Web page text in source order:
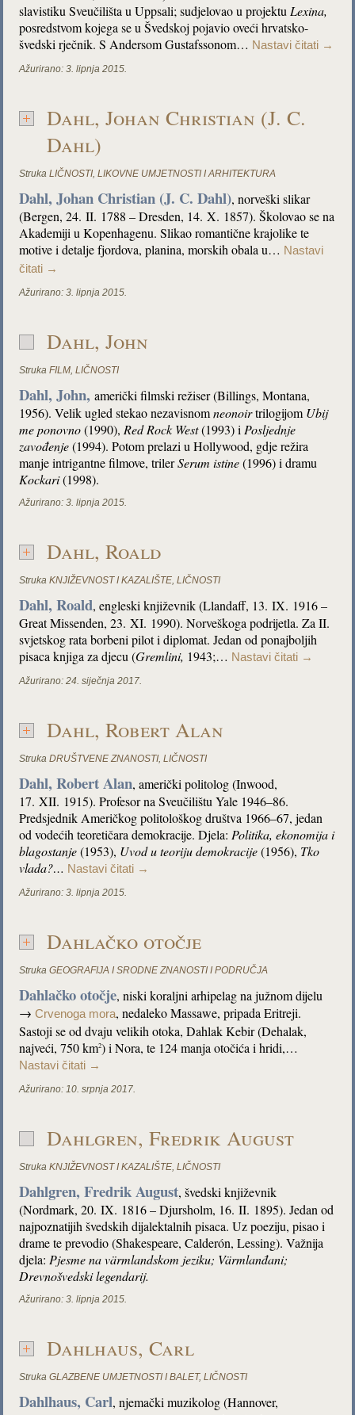
slavistiku Sveučilišta u Uppsali; sudjelovao u projektu Lexina,
posredstvom kojega se u Švedskoj pojavio oveći hrvatsko-
švedski rječnik. S Andersom Gustafssonom… Nastavi čitati →
Ažurirano: 3. lipnja 2015.
Dahl, Johan Christian (J. C.
Dahl)
Struka LIČNOSTI,LIKOVNE UMJETNOSTI I ARHITEKTURA
Dahl, Johan Christian (J. C. Dahl), norveški slikar
(Bergen, 24. II. 1788 – Dresden, 14. X. 1857). Školovao se na
Akademiji u Kopenhagenu. Slikao romantične krajolike te
motive i detalje fjordova, planina, morskih obala u… Nastavi
čitati →
Ažurirano: 3. lipnja 2015.
Dahl, John
Struka FILM,LIČNOSTI
Dahl, John,američki filmski režiser (Billings, Montana,
1956). Velik ugled stekao nezavisnomneonoirtrilogijom Ubij
me ponovno(1990), Red Rock West(1993) i Posljednje
zavođenje(1994). Potom prelazi u Hollywood, gdje režira
manje intrigantne filmove, trilerSerum istine(1996) i dramu
Kockari(1998).
Ažurirano: 3. lipnja 2015.
Dahl, Roald
Struka KNJIŽEVNOST I KAZALIŠTE,LIČNOSTI
Dahl, Roald, engleski književnik (Llandaff, 13. IX. 1916 –
Great Missenden, 23. XI. 1990). Norveškoga podrijetla. Za II.
svjetskog rata borbeni pilot i diplomat. Jedan od ponajboljih
pisaca knjiga za djecu (Gremlini, 1943;… Nastavi čitati →
Ažurirano: 24. siječnja 2017.
Dahl, Robert Alan
Struka DRUŠTVENE ZNANOSTI,LIČNOSTI
Dahl, Robert Alan, američki politolog (Inwood,
17. XII. 1915). Profesor na Sveučilištu Yale 1946–86.
Predsjednik Američkog politološkog društva 1966–67, jedan
od vodećih teoretičara demokracije. Djela: Politika, ekonomija i
blagostanje(1953), Uvod u teoriju demokracije(1956), Tko
vlada?… Nastavi čitati →
Ažurirano: 3. lipnja 2015.
Dahlačko otočje
Struka GEOGRAFIJA I SRODNE ZNANOSTI I PODRUČJA
Dahlačko otočje, niski koraljni arhipelag na južnom dijelu
→Crvenoga mora, nedaleko Massawe, pripada Eritreji.
Sastoji se od dvaju velikih otoka, Dahlak Kebir (Dehalak,
najveći,750 km2) i Nora, te 124 manja otočića i hridi,…
Nastavi čitati →
Ažurirano: 10. srpnja 2017.
Dahlgren, Fredrik August
Struka KNJIŽEVNOST I KAZALIŠTE,LIČNOSTI
Dahlgren, Fredrik August, švedski književnik
(Nordmark, 20. IX. 1816 – Djursholm, 16. II. 1895). Jedan od
najpoznatijih švedskih dijalektalnih pisaca. Uz poeziju, pisao i
drame te prevodio (Shakespeare, Calderón, Lessing). Važnija
djela: Pjesme na värmlandskom jeziku; Värmlanđani;
Drevnošvedski legendarij.
Ažurirano: 3. lipnja 2015.
Dahlhaus, Carl
Struka GLAZBENE UMJETNOSTI I BALET,LIČNOSTI
Dahlhaus, Carl, njemački muzikolog (Hannover,